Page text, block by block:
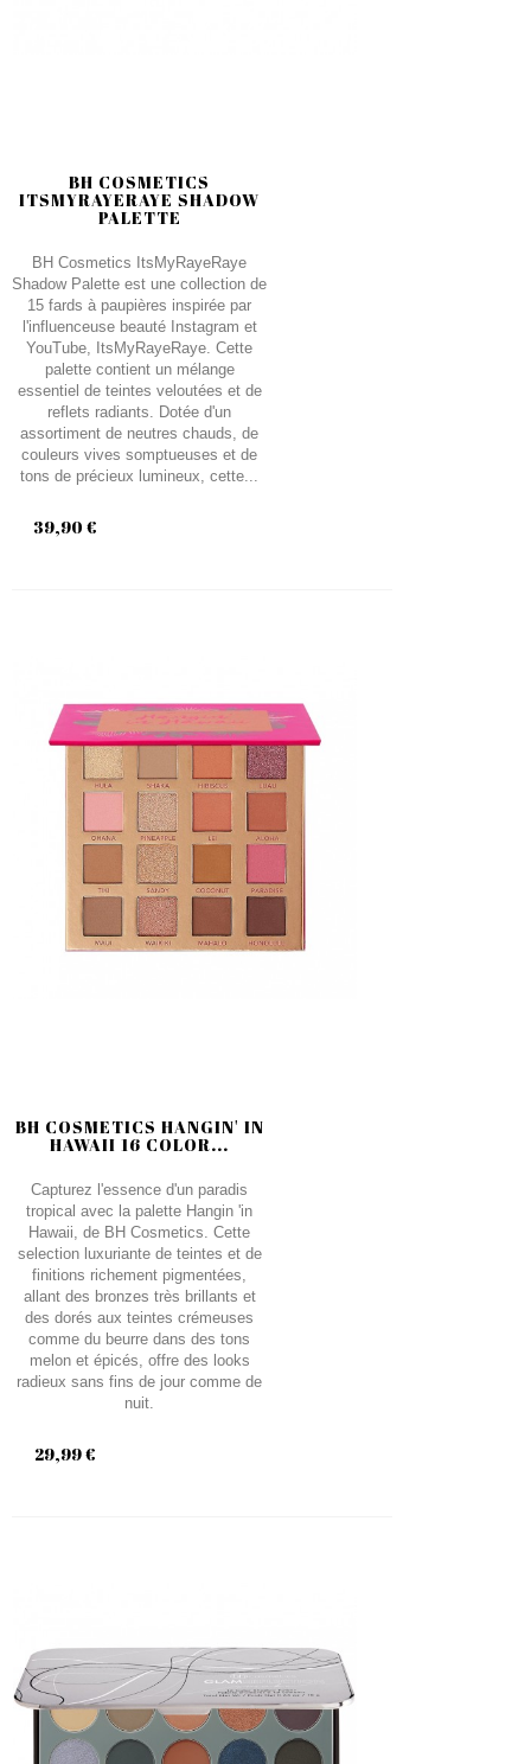
BH COSMETICS
ITSMYRAYERAYE SHADOW
PALETTE
BH Cosmetics ItsMyRayeRaye
Shadow Palette est une collection de
15 fards à paupières inspirée par
l'influenceuse beauté Instagram et
YouTube, ItsMyRayeRaye. Cette
palette contient un mélange
essentiel de teintes veloutées et de
reflets radiants. Dotée d'un
assortiment de neutres chauds, de
couleurs vives somptueuses et de
tons de précieux lumineux, cette...
39,90 €
BH COSMETICS HANGIN' IN
HAWAII 16 COLOR...
Capturez l'essence d'un paradis
tropical avec la palette Hangin 'in
Hawaii, de BH Cosmetics. Cette
selection luxuriante de teintes et de
finitions richement pigmentées,
allant des bronzes très brillants et
des dorés aux teintes crémeuses
comme du beurre dans des tons
melon et épicés, offre des looks
radieux sans fins de jour comme de
nuit.
29,99 €